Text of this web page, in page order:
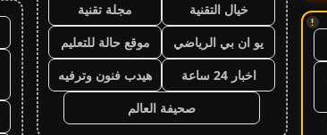
!
خيال التقنية
مجلة تقنية
يو ان بي الرياضي
موقع حالة للتعليم
اخبار 24 ساعة
هيدب فنون وترفيه
صحيفة العالم